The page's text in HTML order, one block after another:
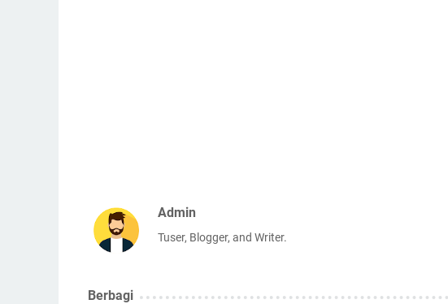
Admin
Tuser, Blogger, and Writer.
Berbagi